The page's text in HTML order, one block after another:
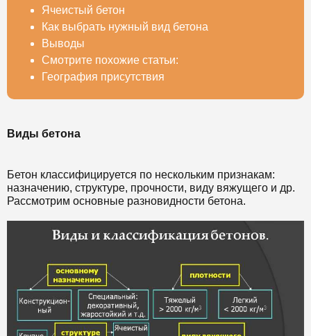
Ячеистый бетон
Как выбрать нужный вид бетона
Выводы
Смотрите похожие статьи:
География присутствия
Виды бетона
Бетон классифицируется по нескольким признакам:
назначению, структуре, прочности, виду вяжущего и др.
Рассмотрим основные разновидности бетона.